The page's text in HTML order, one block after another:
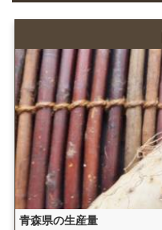
青森県の生産量